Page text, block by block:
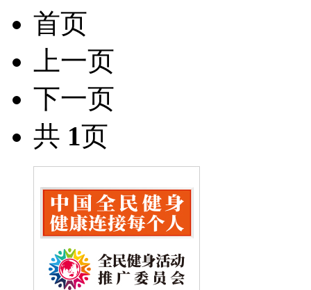
首页
上一页
下一页
共 1页